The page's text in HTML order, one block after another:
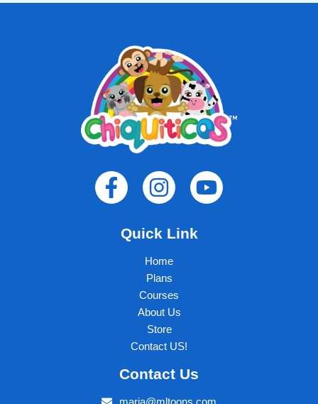
Quick Link
Home
Plans
Courses
About Us
Store
Contact US!
Contact Us